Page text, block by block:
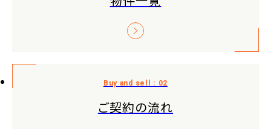
ご契約の流れ